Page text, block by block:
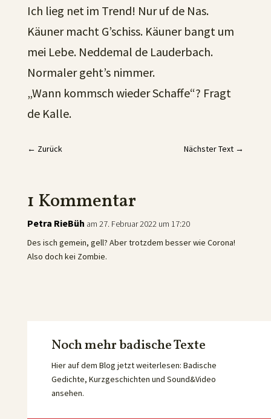
Ich lieg net im Trend! Nur uf de Nas.
Käuner macht G’schiss. Käuner bangt um
mei Lebe. Neddemal de Lauderbach.
Normaler geht’s nimmer.
„Wann kommsch wieder Schaffe“? Fragt
de Kalle.
← Zurück Nächster Text →
1 Kommentar
Petra RieBüh am 27. Februar 2022 um 17:20
Des isch gemein, gell? Aber trotzdem besser wie Corona!
Also doch kei Zombie.
Noch mehr badische Texte
Hier auf dem Blog jetzt weiterlesen: Badische
Gedichte, Kurzgeschichten und Sound&Video
ansehen.